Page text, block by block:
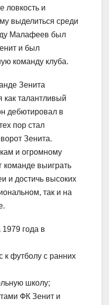
ловкость и
выделиться среди
Малафеев был
и был
команду клуба.
Зенита
как талантливый
дебютировал в
пор стал
Зенита.
и огромному
выиграть
и достичь высоких
так и на
года в
к футболу с ранних
школу;
ФК Зенит и